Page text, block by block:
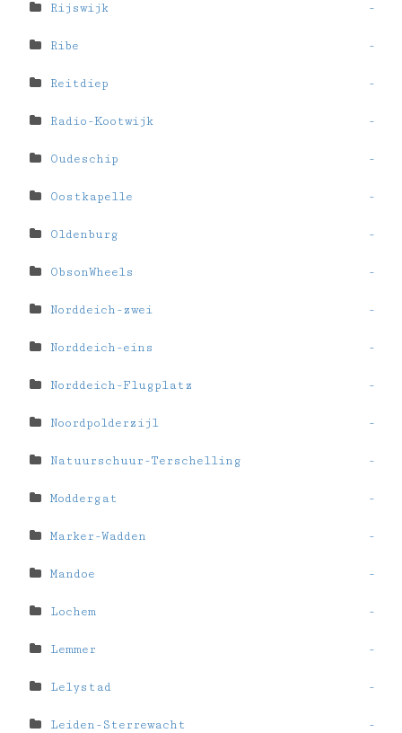
Rijswijk -
Ribe -
Reitdiep -
Radio-Kootwijk -
Oudeschip -
Oostkapelle -
Oldenburg -
ObsonWheels -
Norddeich-zwei -
Norddeich-eins -
Norddeich-Flugplatz -
Noordpolderzijl -
Natuurschuur-Terschelling -
Moddergat -
Marker-Wadden -
Mandoe -
Lochem -
Lemmer -
Lelystad -
Leiden-Sterrewacht -